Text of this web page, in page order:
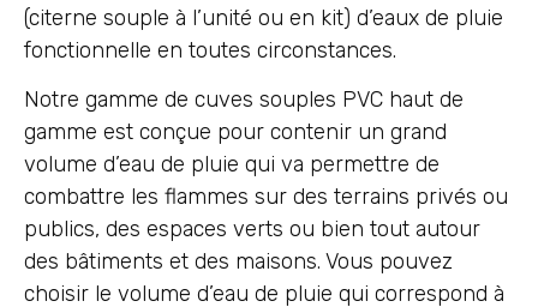
(citerne souple à l’unité ou en kit) d’eaux de pluie
fonctionnelle en toutes circonstances.
Notre gamme de cuves souples PVC haut de
gamme est conçue pour contenir un grand
volume d’eau de pluie qui va permettre de
combattre les flammes sur des terrains privés ou
publics, des espaces verts ou bien tout autour
des bâtiments et des maisons. Vous pouvez
choisir le volume d’eau de pluie qui correspond à